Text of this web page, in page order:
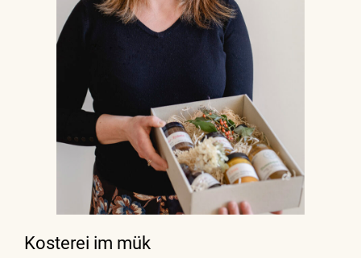
Kosterei im mük